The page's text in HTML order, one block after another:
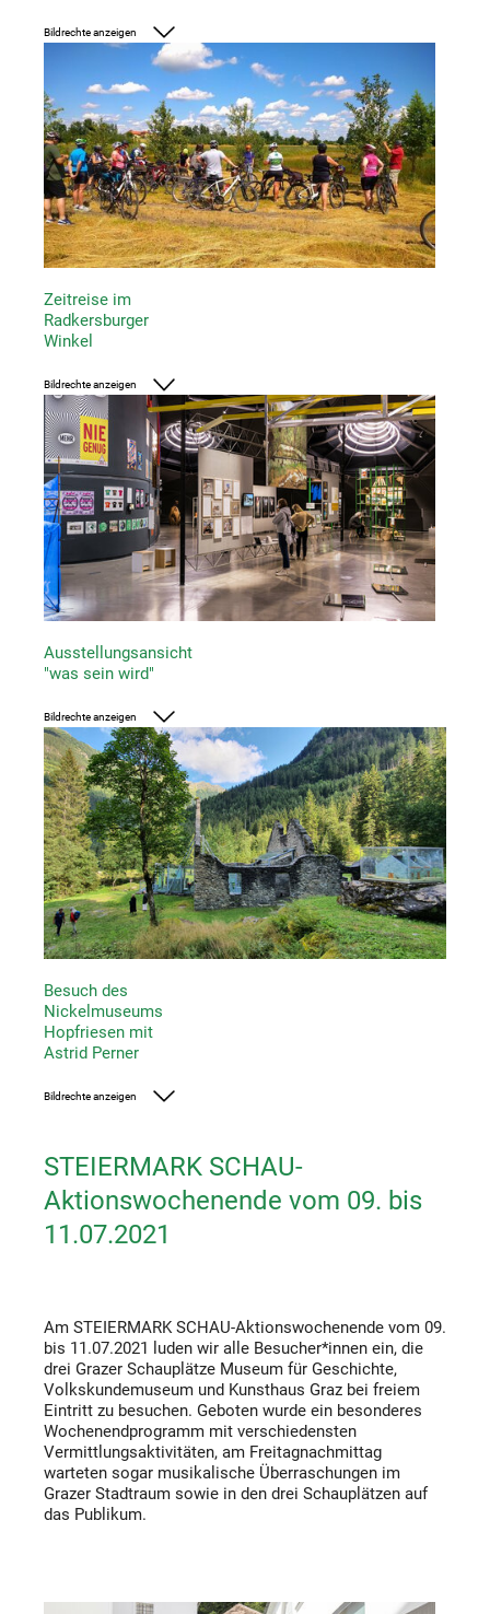
Bildrechte anzeigen
Zeitreise im
Radkersburger
Winkel
Bildrechte anzeigen
Foto: Renate Einsiedl/UMJ
Ausstellungsansicht
"was sein wird"
Bildrechte anzeigen
Foto: Kunsthaus Graz/M. Grabner
Besuch des
Nickelmuseums
Hopfriesen mit
Astrid Perner
Bildrechte anzeigen
STEIERMARK SCHAU-
Aktionswochenende vom 09. bis
11.07.2021
Am STEIERMARK SCHAU-Aktionswochenende vom 09.
bis 11.07.2021 luden wir alle Besucher*innen ein, die
drei Grazer Schauplätze Museum für Geschichte,
Volkskundemuseum und Kunsthaus Graz bei freiem
Eintritt zu besuchen. Geboten wurde ein besonderes
Wochenendprogramm mit verschiedensten
Vermittlungsaktivitäten, am Freitagnachmittag
warteten sogar musikalische Überraschungen im
Grazer Stadtraum sowie in den drei Schauplätzen auf
das Publikum.